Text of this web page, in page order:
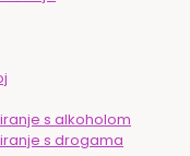
s alkoholom
s drogama